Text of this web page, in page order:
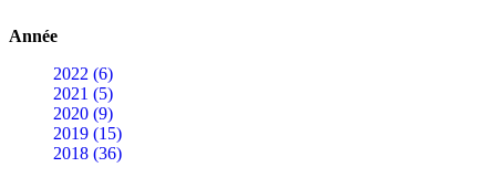
Année
2022 (6)
2021 (5)
2020 (9)
2019 (15)
2018 (36)